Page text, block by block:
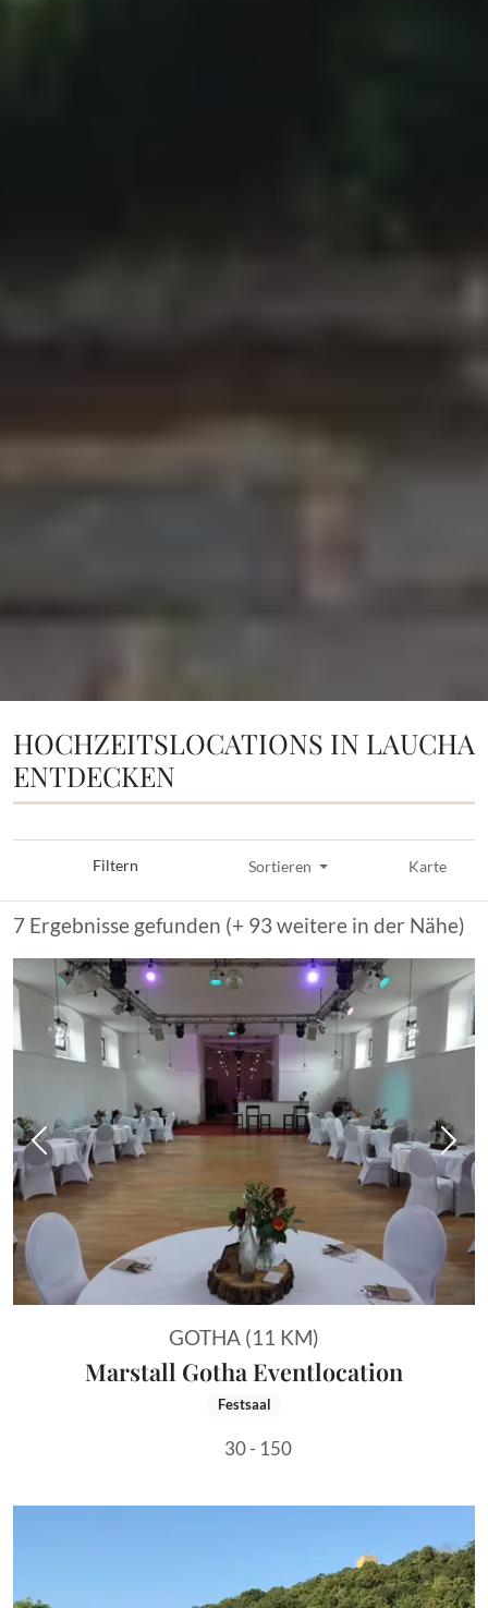
HOCHZEITSLOCATIONS IN LAUCHA
ENTDECKEN
Filtern Sortieren Karte
7 Ergebnisse gefunden (+ 93 weitere in der Nähe)
Vorheriges Bild
GOTHA (11 KM)
Marstall Gotha Eventlocation
Festsaal
30 - 150